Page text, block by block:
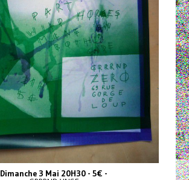
Dimanche 3 Mai 20H30 - 5€ -